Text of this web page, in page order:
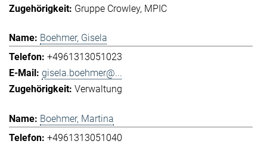
Gruppe Crowley MPIC
Boehmer, Gisela
+4961313051023
gisela.boehmer@...
Verwaltung
Boehmer, Martina
+4961313051040